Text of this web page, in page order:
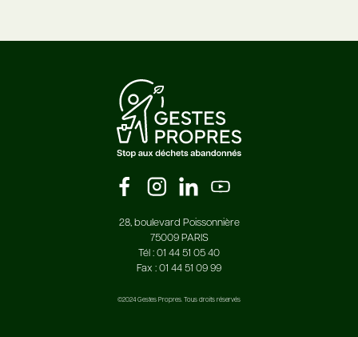
28, boulevard Poissonnière
75009 PARIS
Tél : 01 44 51 05 40
Fax : 01 44 51 09 99
©2024 Gestes Propres. Tous droits réservés